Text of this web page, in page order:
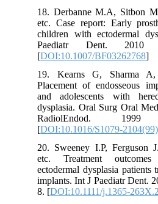
داخل دهانی شامل موارد
های قدامی کوتاه و کوچک
وPeg-Shaped، فقدان
شیری، فاصله زیاد دندان
اوربایت، آتروفی ریج
بی دندانی و کاهش عمق
وستیبول در دو فک (شکل٣). براساس یافته های
و همچنین تاریخچه بیمار،
اکتودرمال
یافته های رادیوگرافیک،
را تائید کرد. فقدان جوانه
دندان دائمی (به جز
پانورامیک بیمار دیده شد
رفع مشکل جویدن و صحبت
بیمار، طرح درمان شامل
18. Derbanne M.A, Sitbon
etc. Case report: Early
children with ectodermal
Paediatr Dent. 2010
[DOI:10.1007/BF03262768
19. Kearns G, Sharma
Placement of endosseous
and adolescents with
dysplasia. Oral Surg Oral
RadiolEndod. 1999
[DOI:10.1016/S1079-
20. Sweeney I.P,
etc. Treatment
ectodermal dysplasia
implants. Int J Paediatr Dent.
8. [DOI:10.1111/j.1365-